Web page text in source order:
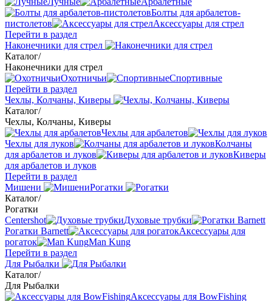
Болты для арбалетов-
пистолетов
Аксессуары для стрел
Перейти в раздел
Наконечники для стрел
Каталог/
Наконечники для стрел
Охотничьи
Спортивные
Перейти в раздел
Чехлы, Колчаны, Киверы
Каталог/
Чехлы, Колчаны, Киверы
Чехлы для арбалетов
Чехлы для луков
Колчаны
для арбалетов и луков
Киверы
для арбалетов и луков
Перейти в раздел
Мишени
Рогатки
Каталог/
Рогатки
Centershot
Духовые трубки
Рогатки Barnett
Аксессуары для
рогаток
Man Kung
Перейти в раздел
Для Рыбалки
Каталог/
Для Рыбалки
Аксессуары для BowFishing